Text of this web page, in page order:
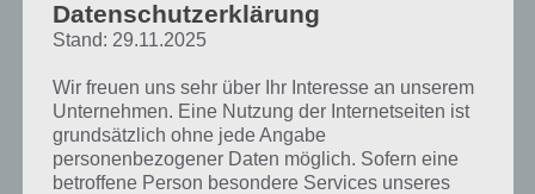
Datenschutzerklärung
Stand: 29.11.2025
Wir freuen uns sehr über Ihr Interesse an unserem
Unternehmen. Eine Nutzung der Internetseiten ist
grundsätzlich ohne jede Angabe
personenbezogener Daten möglich. Sofern eine
betroffene Person besondere Services unseres